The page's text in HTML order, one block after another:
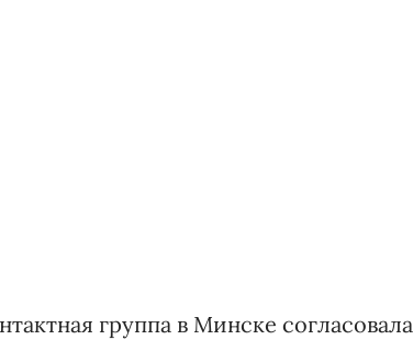
группа в Минске согласовала